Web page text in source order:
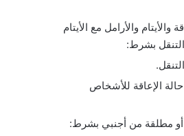
والأرامل مع الأيتام
بشرط:
الإعاقة للأشخاص
أو مطلقة من أجنبي بشرط: